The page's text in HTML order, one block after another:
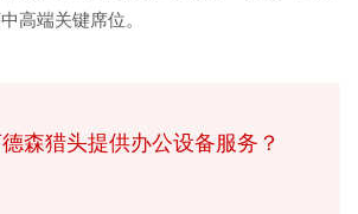
高端关键席位。
森猎头提供办公设备服务？